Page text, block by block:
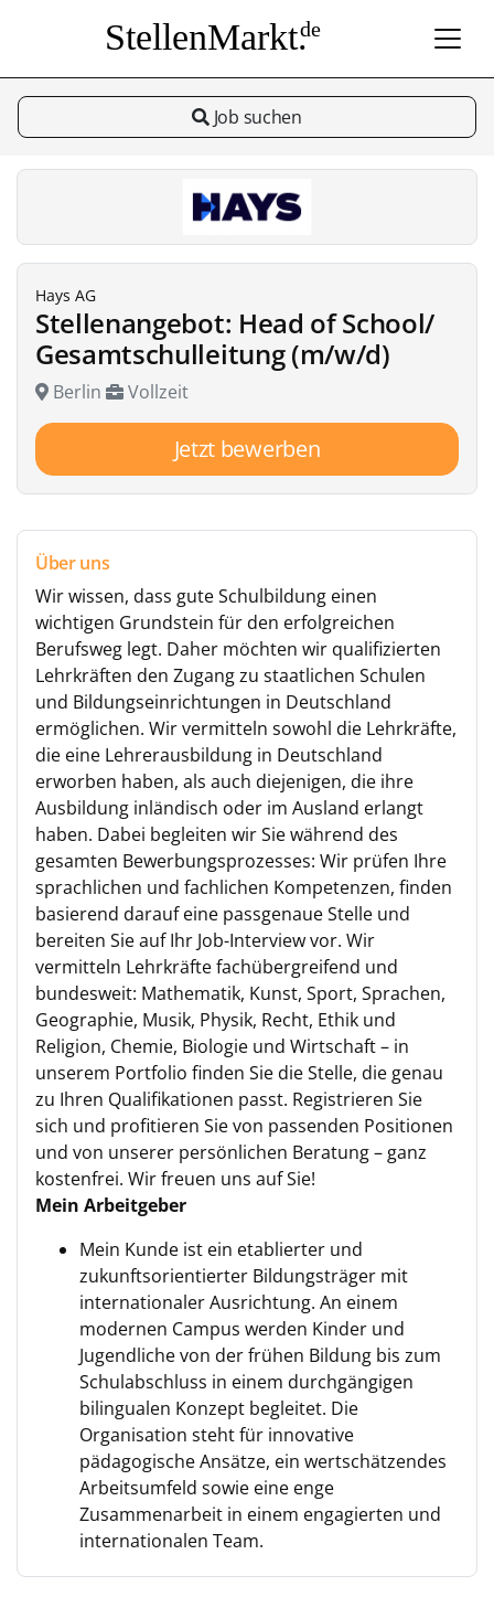
StellenMarkt.de
Job suchen
Hays AG
Stellenangebot: Head of School/
Gesamtschulleitung (m/w/d)
Berlin Vollzeit
Jetzt bewerben
Über uns
Wir wissen, dass gute Schulbildung einen
wichtigen Grundstein für den erfolgreichen
Berufsweg legt. Daher möchten wir qualifizierten
Lehrkräften den Zugang zu staatlichen Schulen
und Bildungseinrichtungen in Deutschland
ermöglichen. Wir vermitteln sowohl die Lehrkräfte,
die eine Lehrerausbildung in Deutschland
erworben haben, als auch diejenigen, die ihre
Ausbildung inländisch oder im Ausland erlangt
haben. Dabei begleiten wir Sie während des
gesamten Bewerbungsprozesses: Wir prüfen Ihre
sprachlichen und fachlichen Kompetenzen, finden
basierend darauf eine passgenaue Stelle und
bereiten Sie auf Ihr Job-Interview vor. Wir
vermitteln Lehrkräfte fachübergreifend und
bundesweit: Mathematik, Kunst, Sport, Sprachen,
Geographie, Musik, Physik, Recht, Ethik und
Religion, Chemie, Biologie und Wirtschaft – in
unserem Portfolio finden Sie die Stelle, die genau
zu Ihren Qualifikationen passt. Registrieren Sie
sich und profitieren Sie von passenden Positionen
und von unserer persönlichen Beratung – ganz
kostenfrei. Wir freuen uns auf Sie!
Mein Arbeitgeber
Mein Kunde ist ein etablierter und
zukunftsorientierter Bildungsträger mit
internationaler Ausrichtung. An einem
modernen Campus werden Kinder und
Jugendliche von der frühen Bildung bis zum
Schulabschluss in einem durchgängigen
bilingualen Konzept begleitet. Die
Organisation steht für innovative
pädagogische Ansätze, ein wertschätzendes
Arbeitsumfeld sowie eine enge
Zusammenarbeit in einem engagierten und
internationalen Team.